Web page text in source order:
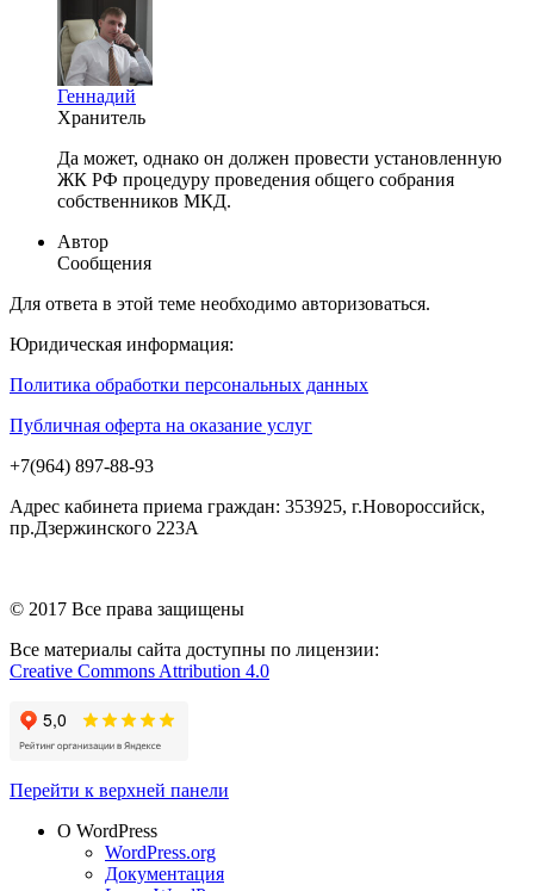
Геннадий
Хранитель
Да может, однако он должен провести установленную
ЖК РФ процедуру проведения общего собрания
собственников МКД.
Автор
Сообщения
Для ответа в этой теме необходимо авторизоваться.
Юридическая информация:
Политика обработки персональных данных
Публичная оферта на оказание услуг
+7(964) 897-88-93
Адрес кабинета приема граждан: 353925, г.Новороссийск,
пр.Дзержинского 223А
© 2017 Все права защищены
Все материалы сайта доступны по лицензии:
Creative Commons Attribution 4.0
Перейти к верхней панели
О WordPress
WordPress.org
Документация